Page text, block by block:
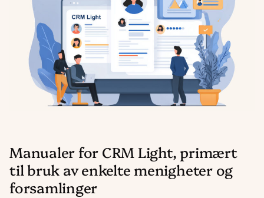
Manualer for CRM Light, primært
til bruk av enkelte menigheter og
forsamlinger